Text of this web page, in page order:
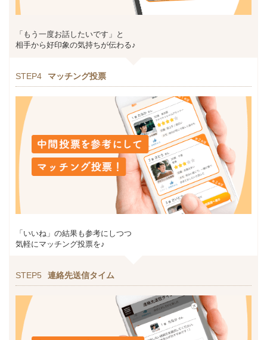
「もう一度お話したいです」と
相手から好印象の気持ちが伝わる♪
STEP4 マッチング投票
「いいね」の結果も参考にしつつ
気軽にマッチング投票を♪
STEP5 連絡先送信タイム